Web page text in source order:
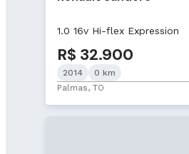
1.0 16v Hi-flex Expression
R$ 32.900
2014
0 km
Palmas, TO